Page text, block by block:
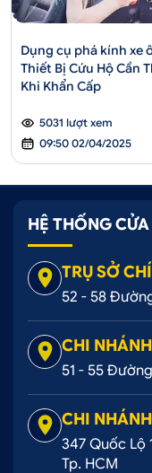
Dụng cụ phá kính xe
Thiết Bị Cứu Hộ Cần
Khi Khẩn Cấp
5031 lượt xem
09:50 02/04/2025
HỆ THỐNG
TRỤ SỞ
52 - 58
CHI
51 - 55 Đường
CHI
347 Quốc Lộ
Tp. HCM